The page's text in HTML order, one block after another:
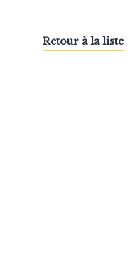
Retour à la liste